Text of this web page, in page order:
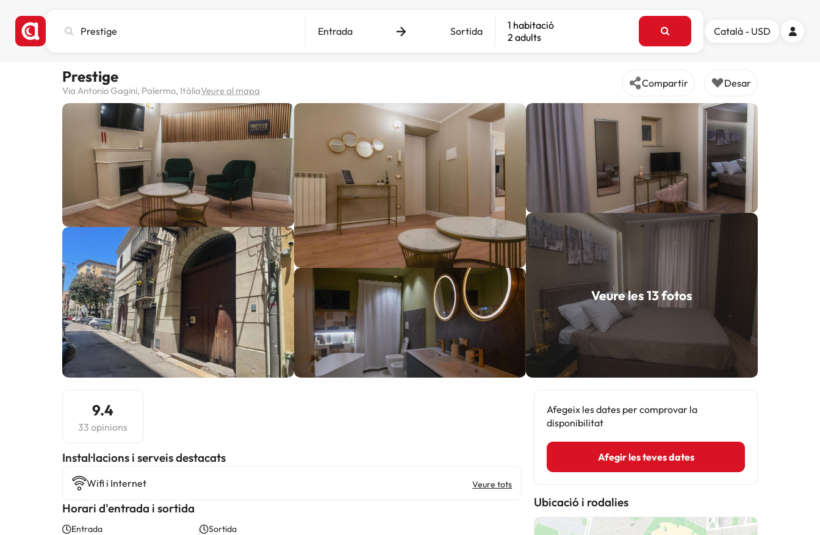
ciutat,
destinació
Entrada Sortida
1 habitació
2 adults
Català - USD
Prestige
Via Antonio Gagini, Palermo, ItàliaVeure al mapa
Compartir Desar
Veure les 13 fotos
9.4
33 opinions
Instal·lacions i serveis destacats
Wifi i Internet Veure tots
Horari d'entrada i sortida
Entrada Sortida
Afegeix les dates per comprovar la
disponibilitat
Afegir les teves dates
Ubicació i rodalies